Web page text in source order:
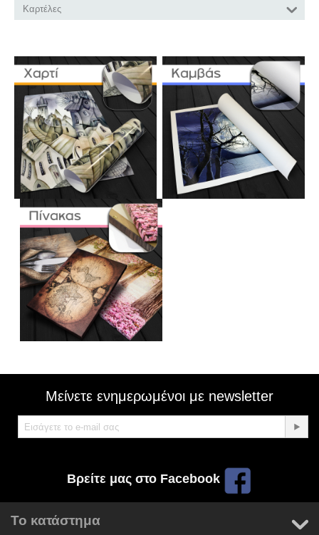
Καρτέλες
Μείνετε ενημερωμένοι με newsletter
Βρείτε μας στο Facebook
Το κατάστημα